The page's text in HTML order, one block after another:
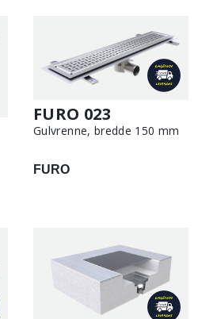
FURO 023
Gulvrenne, bredde 150 mm
FURO